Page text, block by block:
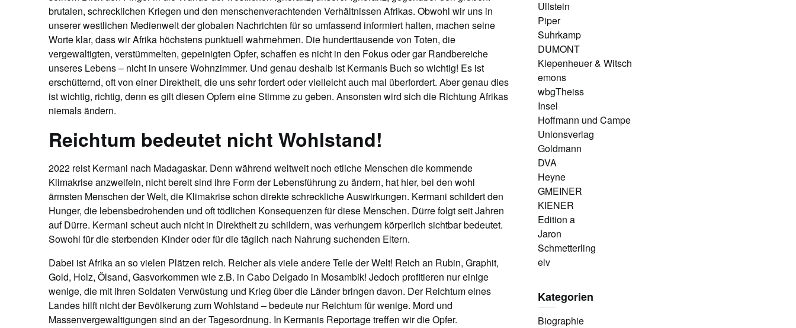
brutalen, schrecklichen Kriegen und den menschenverachtenden Verhältnissen Afrikas. Obwohl wir uns in
unserer westlichen Medienwelt der globalen Nachrichten für so umfassend informiert halten, machen seine
Worte klar, dass wir Afrika höchstens punktuell wahrnehmen. Die hunderttausende von Toten, die
vergewaltigten, verstümmelten, gepeinigten Opfer, schaffen es nicht in den Fokus oder gar Randbereiche
unseres Lebens – nicht in unsere Wohnzimmer. Und genau deshalb ist Kermanis Buch so wichtig! Es ist
erschütternd, oft von einer Direktheit, die uns sehr fordert oder vielleicht auch mal überfordert. Aber genau dies
ist wichtig, richtig, denn es gilt diesen Opfern eine Stimme zu geben. Ansonsten wird sich die Richtung Afrikas
niemals ändern.
Reichtum bedeutet nicht Wohlstand!
2022 reist Kermani nach Madagaskar. Denn während weltweit noch etliche Menschen die kommende
Klimakrise anzweifeln, nicht bereit sind ihre Form der Lebensführung zu ändern, hat hier, bei den wohl
ärmsten Menschen der Welt, die Klimakrise schon direkte schreckliche Auswirkungen. Kermani schildert den
Hunger, die lebensbedrohenden und oft tödlichen Konsequenzen für diese Menschen. Dürre folgt seit Jahren
auf Dürre. Kermani scheut auch nicht in Direktheit zu schildern, was verhungern körperlich sichtbar bedeutet.
Sowohl für die sterbenden Kinder oder für die täglich nach Nahrung suchenden Eltern.
Dabei ist Afrika an so vielen Plätzen reich. Reicher als viele andere Teile der Welt! Reich an Rubin, Graphit,
Gold, Holz, Ölsand, Gasvorkommen wie z.B. in Cabo Delgado in Mosambik! Jedoch profitieren nur einige
wenige, die mit ihren Soldaten Verwüstung und Krieg über die Länder bringen davon. Der Reichtum eines
Landes hilft nicht der Bevölkerung zum Wohlstand – bedeute nur Reichtum für wenige. Mord und
Massenvergewaltigungen sind an der Tagesordnung. In Kermanis Reportage treffen wir die Opfer.
Ullstein
Piper
Suhrkamp
DUMONT
Kiepenheuer & Witsch
emons
wbgTheiss
Insel
Hoffmann und Campe
Unionsverlag
Goldmann
DVA
Heyne
GMEINER
KIENER
Edition a
Jaron
Schmetterling
elv
Kategorien
Biographie